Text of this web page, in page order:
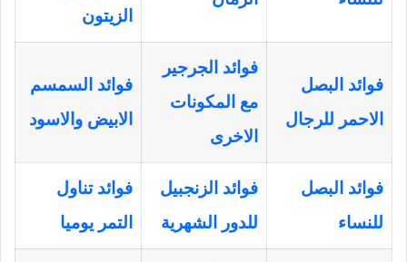
الزيتون
فوائد البصل
الاحمر للرجال
فوائد الجرجير
مع المكونات
الاخرى
فوائد السمسم
الابيض والاسود
فوائد البصل
للنساء
فوائد الزنجبيل
للدور الشهرية
فوائد تناول
التمر يوميا